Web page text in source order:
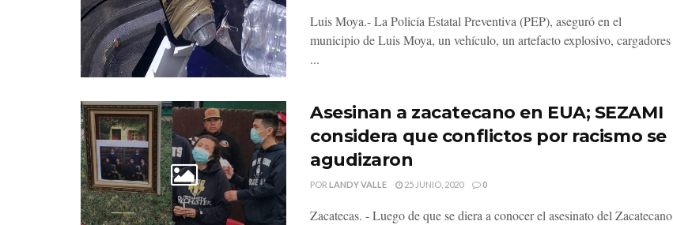
Luis Moya.- La Policía Estatal Preventiva (PEP), aseguró en el
municipio de Luis Moya, un vehículo, un artefacto explosivo, cargadores
...
Asesinan a zacatecano en EUA; SEZAMI
considera que conflictos por racismo se
agudizaron
POR LANDY VALLE 25 JUNIO, 2020 0
Zacatecas. - Luego de que se diera a conocer el asesinato del Zacatecano